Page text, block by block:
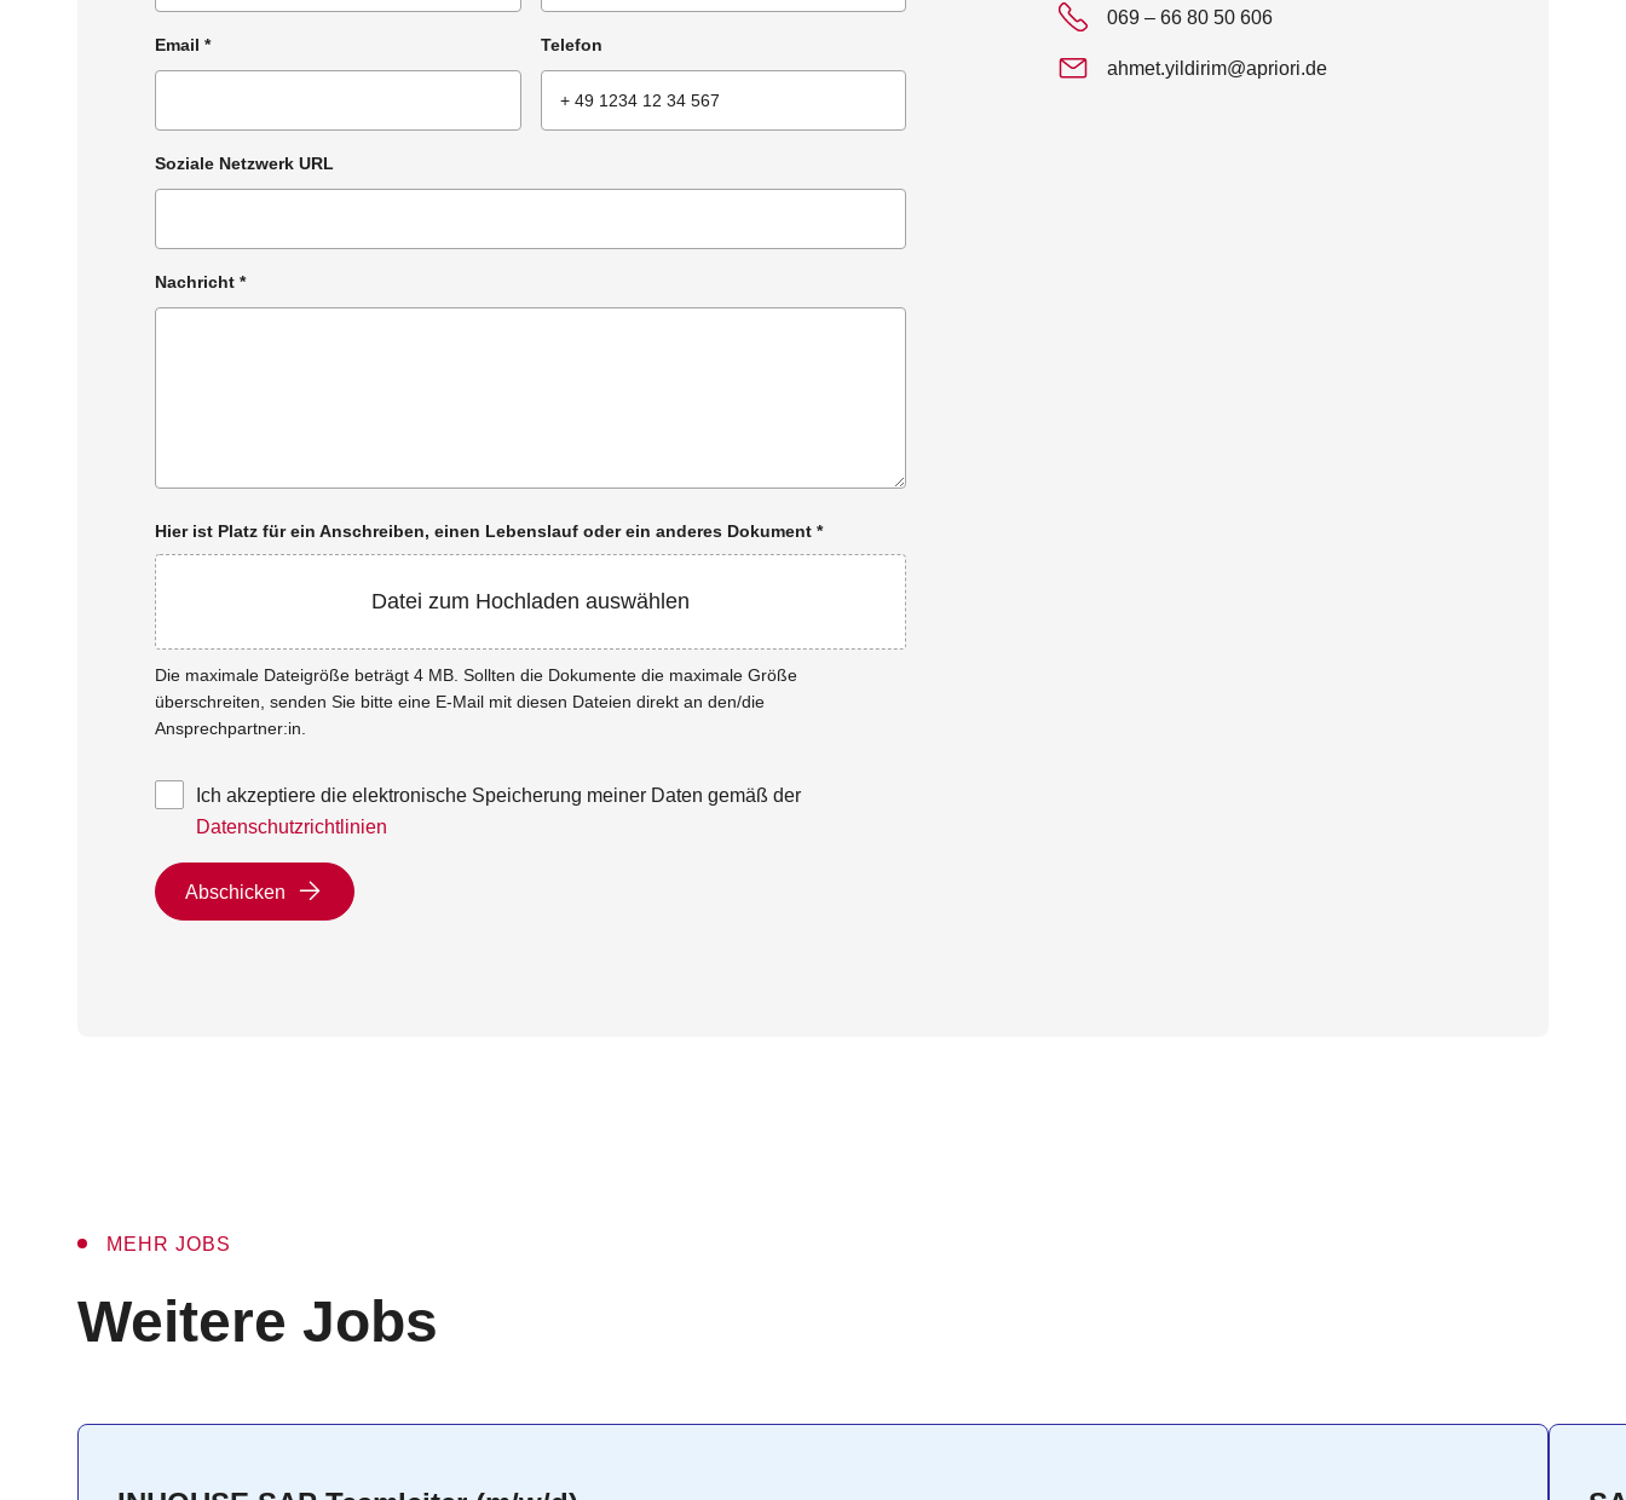
Email * Telefon
Soziale Netzwerk URL
Nachricht *
Hier ist Platz für ein Anschreiben, einen Lebenslauf oder ein anderes Dokument *
Datei zum Hochladen auswählen
Die maximale Dateigröße beträgt 4 MB. Sollten die Dokumente die maximale Größe
überschreiten, senden Sie bitte eine E-Mail mit diesen Dateien direkt an den/die
Ansprechpartner:in.
Ich akzeptiere die elektronische Speicherung meiner Daten gemäß der
Datenschutzrichtlinien
Abschicken
069 – 66 80 50 606
ahmet.yildirim@apriori.de
MEHR JOBS
:
Weitere Jobs